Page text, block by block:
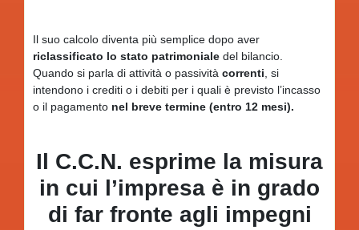
Il suo calcolo diventa più semplice dopo aver
riclassificato lo stato patrimoniale del bilancio.
Quando si parla di attività o passività correnti , si
intendono i crediti o i debiti per i quali è previsto l’incasso
o il pagamento nel breve termine (entro 12 mesi).
Il C.C.N. esprime la misura
in cui l’impresa è in grado
di far fronte agli impegni